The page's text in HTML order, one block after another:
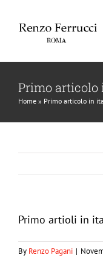
Home
Azienda
Beauty
Primo
Home » Primo articolo in
Primo artioli in
By Renzo Pagani |